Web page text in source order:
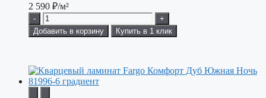
2 590 ₽/м²
-
+
Добавить в корзину
Купить в 1 клик